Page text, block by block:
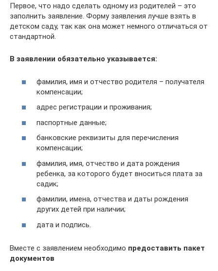
Первое, что надо сделать одному из родителей – это
заполнить заявление. Форму заявления лучше взять в
детском саду, так как она может немного отличаться от
стандартной.
В заявлении обязательно указывается:
фамилия, имя и отчество родителя – получателя
компенсации;
адрес регистрации и проживания;
паспортные данные;
банковские реквизиты для перечисления
компенсации;
фамилия, имя, отчество и дата рождения
ребенка, за которого будет вноситься плата за
садик;
фамилии, имена, отчества и даты рождения
других детей при наличии;
дата и подпись.
Вместе с заявлением необходимо предоставить пакет
документов